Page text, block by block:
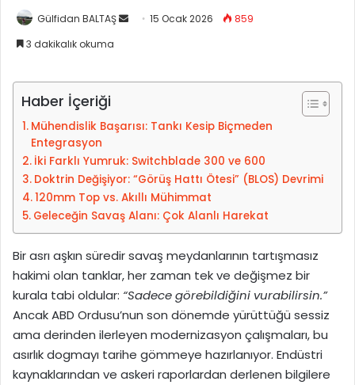
Gülfidan BALTAŞ
o
a
g
r
m
e
k
15 Ocak 2026
859
3 dakikalık okuma
Haber İçeriği
Mühendislik Başarısı: Tankı Kesip Biçmeden
Entegrasyon
İki Farklı Yumruk: Switchblade 300 ve 600
Doktrin Değişiyor: “Görüş Hattı Ötesi” (BLOS) Devrimi
120mm Top vs. Akıllı Mühimmat
Geleceğin Savaş Alanı: Çok Alanlı Harekat
Bir asrı aşkın süredir savaş meydanlarının tartışmasız
hakimi olan tanklar, her zaman tek ve değişmez bir
kurala tabi oldular: “Sadece görebildiğini vurabilirsin.”
Ancak ABD Ordusu’nun son dönemde yürüttüğü sessiz
ama derinden ilerleyen modernizasyon çalışmaları, bu
asırlık dogmayı tarihe gömmeye hazırlanıyor. Endüstri
kaynaklarından ve askeri raporlardan derlenen bilgilere